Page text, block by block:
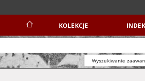
KOLEKCJE
Wyszukiwanie